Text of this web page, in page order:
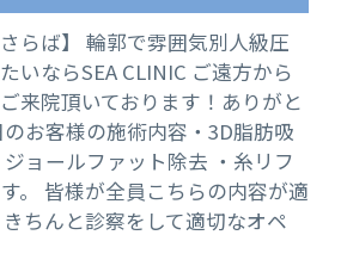
らば】 輪郭で雰囲気別人級圧
いならSEA CLINIC ご遠方から
来院頂いております！ありがと
お客様の施術内容・3D脂肪吸
ョールファット除去 ・糸リフ
。 皆様が全員こちらの内容が適
ちんと診察をして適切なオペ